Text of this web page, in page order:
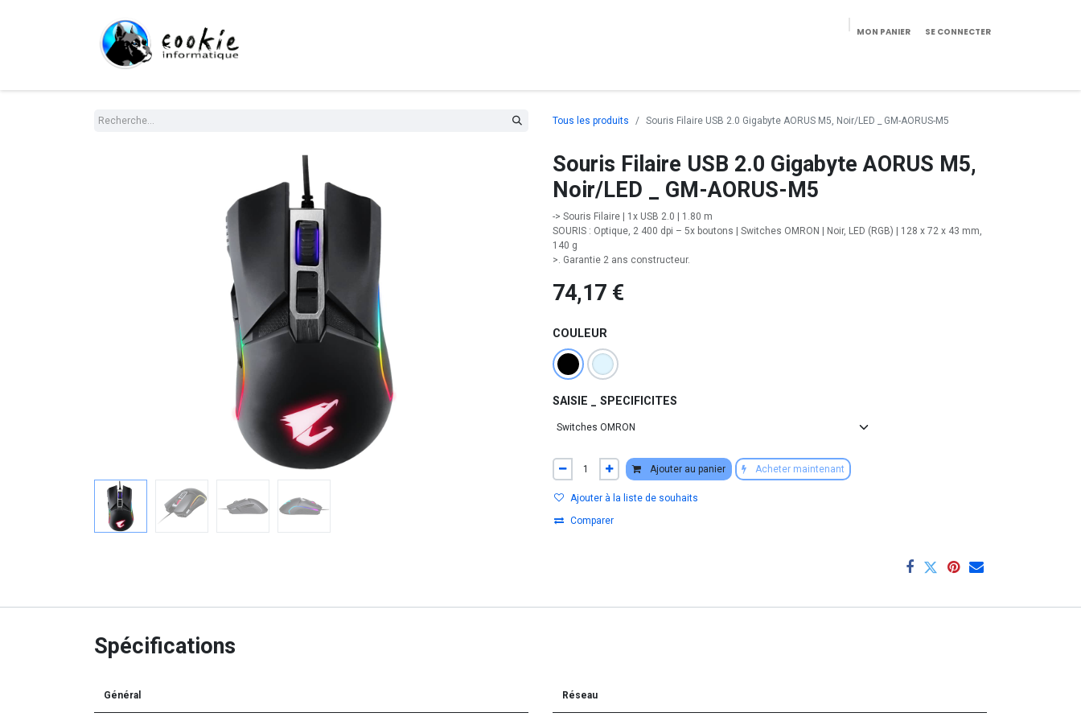
MON PANIER SE CONNECTER
Tous les produits Souris Filaire USB 2.0 Gigabyte AORUS M5, Noir/LED _ GM-AORUS-M5
Souris Filaire USB 2.0 Gigabyte AORUS M5,
Noir/LED _ GM-AORUS-M5
-> Souris Filaire | 1x USB 2.0 | 1.80 m
SOURIS : Optique, 2 400 dpi – 5x boutons | Switches OMRON | Noir, LED (RGB) | 128 x 72 x 43 mm,
140 g
>. Garantie 2 ans constructeur.
74,17 €
COULEUR
SAISIE _ SPECIFICITES
Ajouter au panier Acheter maintenant
Ajouter à la liste de souhaits
Comparer
Spécifications
Général Réseau